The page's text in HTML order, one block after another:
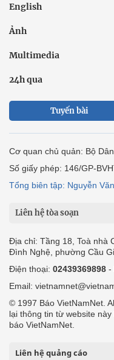
English
Ảnh
Multimedia
24h qua
Tuyến bài
Cơ quan chủ quản: Bộ
Số giấy phép: 146/GP-
Tổng biên tập: Nguyễn
Liên hệ tòa soạn
Địa chỉ: Tầng 18, Toà nhà
Đình Nghệ, phường Cầu
Điện thoại: 02439369898 -
Email:
© 1997 Báo VietNamNet.
lại thông tin từ website
báo VietNamNet.
Liên hệ quảng cáo